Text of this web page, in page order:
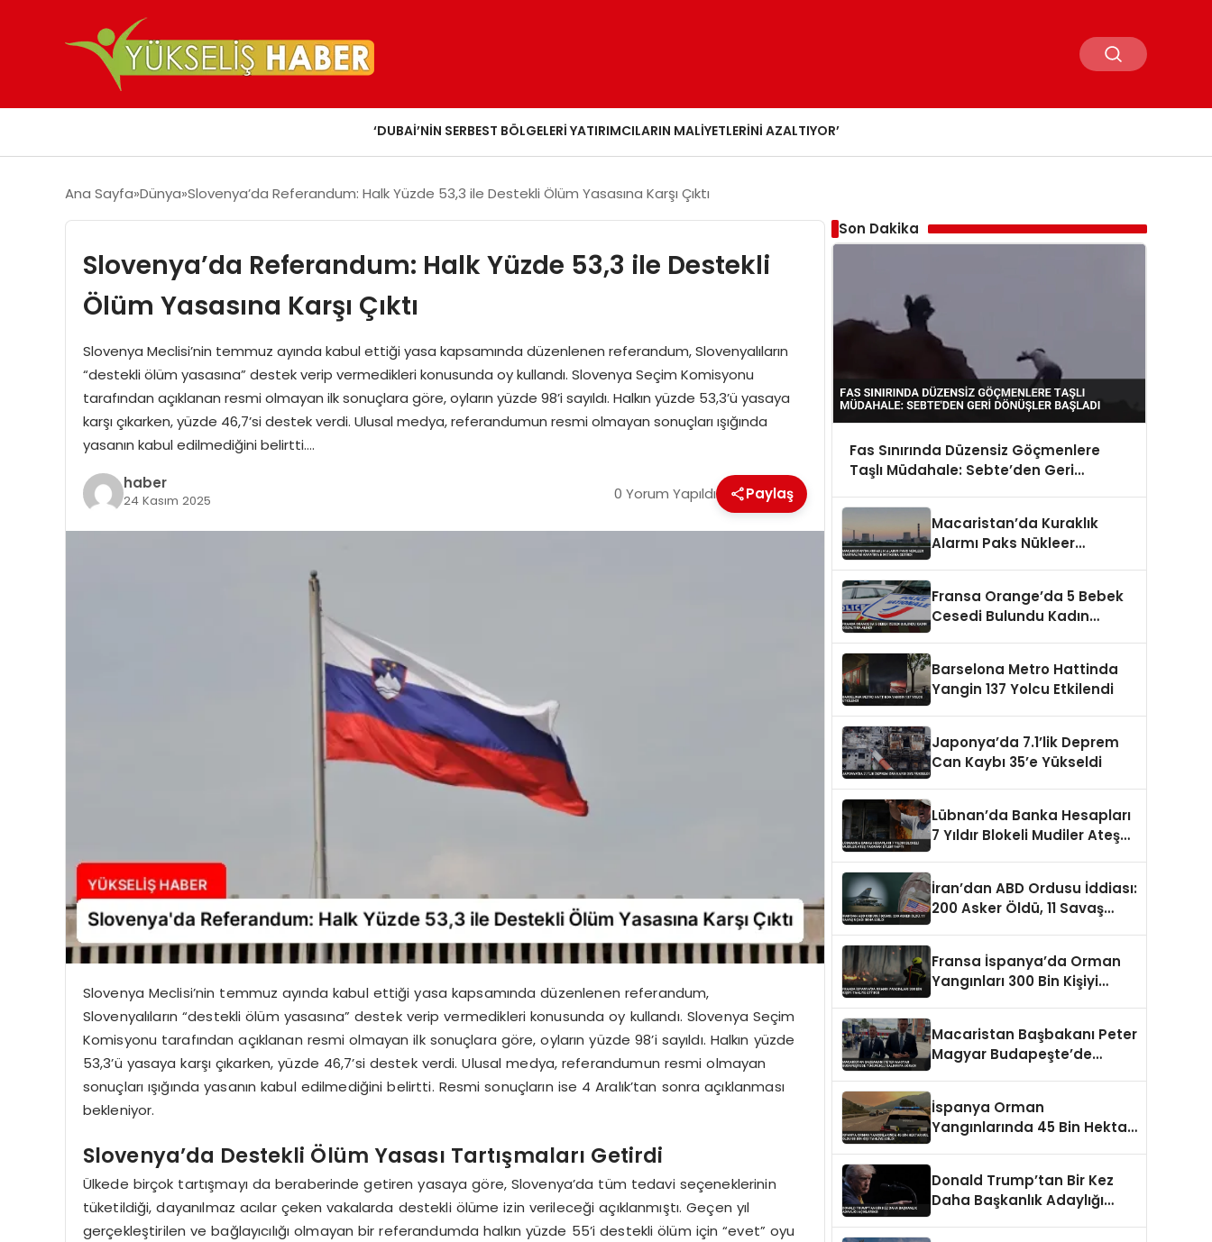
‘DUBAI’NIN SERBEST BÖLGELERI YATIRIMCILARIN MALIYETLERINI AZALTIYOR’
Ana Sayfa Dünya Slovenya’da Referandum: Halk Yüzde 53,3 ile Destekli Ölüm Yasasına Karşı Çıktı
Slovenya’da Referandum: Halk Yüzde 53,3 ile Destekli
Ölüm Yasasına Karşı Çıktı
Slovenya Meclisi’nin temmuz ayında kabul ettiği yasa kapsamında düzenlenen referandum, Slovenyalıların
“destekli ölüm yasasına” destek verip vermedikleri konusunda oy kullandı. Slovenya Seçim Komisyonu
tarafından açıklanan resmi olmayan ilk sonuçlara göre, oyların yüzde 98’i sayıldı. Halkın yüzde 53,3’ü yasaya
karşı çıkarken, yüzde 46,7’si destek verdi. Ulusal medya, referandumun resmi olmayan sonuçları ışığında
yasanın kabul edilmediğini belirtti….
haber
24 Kasım 2025 0 Yorum Yapıldı Paylaş
Slovenya Meclisi’nin temmuz ayında kabul ettiği yasa kapsamında düzenlenen referandum,
Slovenyalıların “destekli ölüm yasasına” destek verip vermedikleri konusunda oy kullandı. Slovenya Seçim
Komisyonu tarafından açıklanan resmi olmayan ilk sonuçlara göre, oyların yüzde 98’i sayıldı. Halkın yüzde
53,3’ü yasaya karşı çıkarken, yüzde 46,7’si destek verdi. Ulusal medya, referandumun resmi olmayan
sonuçları ışığında yasanın kabul edilmediğini belirtti. Resmi sonuçların ise 4 Aralık’tan sonra açıklanması
bekleniyor.
Slovenya’da Destekli Ölüm Yasası Tartışmaları Getirdi
Ülkede birçok tartışmayı da beraberinde getiren yasaya göre, Slovenya’da tüm tedavi seçeneklerinin
tüketildiği, dayanılmaz acılar çeken vakalarda destekli ölüme izin verileceği açıklanmıştı. Geçen yıl
gerçekleştirilen ve bağlayıcılığı olmayan bir referandumda halkın yüzde 55’i destekli ölüm için “evet” oyu
Son Dakika
Fas Sınırında Düzensiz Göçmenlere
Taşlı Müdahale: Sebte’den Geri
Macaristan’da Kuraklık
Alarmı Paks Nükleer
Fransa Orange’da 5 Bebek
Cesedi Bulundu Kadın
Barselona Metro Hattinda
Yangin 137 Yolcu Etkilendi
Japonya’da 7.1’lik Deprem
Can Kaybı 35’e Yükseldi
Lübnan’da Banka Hesapları
7 Yıldır Blokeli Mudiler Ateş
İran’dan ABD Ordusu İddiası:
200 Asker Öldü, 11 Savaş
Fransa İspanya’da Orman
Yangınları 300 Bin Kişiyi
Macaristan Başbakanı Peter
Magyar Budapeşte’de
İspanya Orman
Yangınlarında 45 Bin Hektar
Donald Trump’tan Bir Kez
Daha Başkanlık Adaylığı